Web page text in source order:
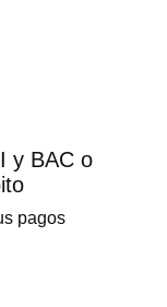
y BAC o
pagos